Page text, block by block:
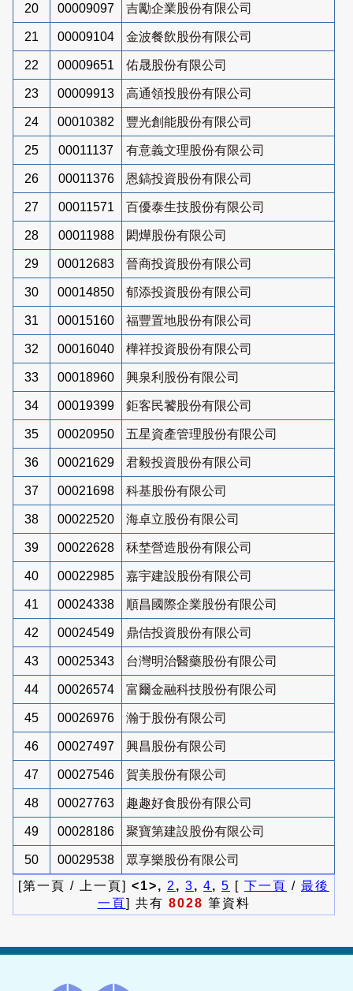
20 00009097 吉勵企業股份有限公司
21 00009104 金波餐飲股份有限公司
22 00009651 佑晟股份有限公司
23 00009913 高通領投股份有限公司
24 00010382 豐光創能股份有限公司
25 00011137 有意義文理股份有限公司
26 00011376 恩鎬投資股份有限公司
27 00011571 百優泰生技股份有限公司
28 00011988 閎燁股份有限公司
29 00012683 晉商投資股份有限公司
30 00014850 郁添投資股份有限公司
31 00015160 福豐置地股份有限公司
32 00016040 樺祥投資股份有限公司
33 00018960 興泉利股份有限公司
34 00019399 鉅客民饕股份有限公司
35 00020950 五星資產管理股份有限公司
36 00021629 君毅投資股份有限公司
37 00021698 科基股份有限公司
38 00022520 海卓立股份有限公司
39 00022628 秝埜營造股份有限公司
40 00022985 嘉宇建設股份有限公司
41 00024338 順昌國際企業股份有限公司
42 00024549 鼎佶投資股份有限公司
43 00025343 台灣明治醫藥股份有限公司
44 00026574 富爾金融科技股份有限公司
45 00026976 瀚于股份有限公司
46 00027497 興昌股份有限公司
47 00027546 賀美股份有限公司
48 00027763 趣趣好食股份有限公司
49 00028186 聚寶第建設股份有限公司
50 00029538
眾享樂股份有限公司
[第一頁 / 上一頁] <1>, 2 , 3, 4, 5 [ 下一頁 / 最後
一頁] 共有 8028 筆資料